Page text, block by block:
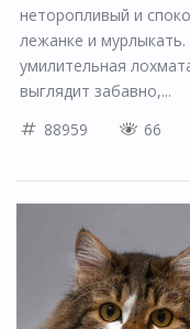
неторопливый и
лежанке и
умилительная
выглядит забавно,...
88959
66